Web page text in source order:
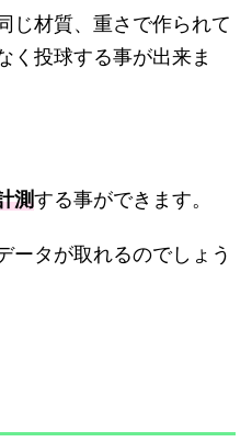
じ材質、重さで作られて
く投球する事が出来ま
測する事ができます。
ータが取れるのでしょう